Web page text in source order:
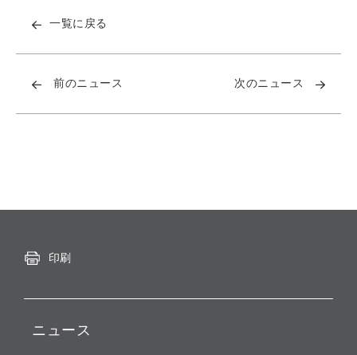
一覧に戻る
前のニュース 次のニュース
印刷
ニュース